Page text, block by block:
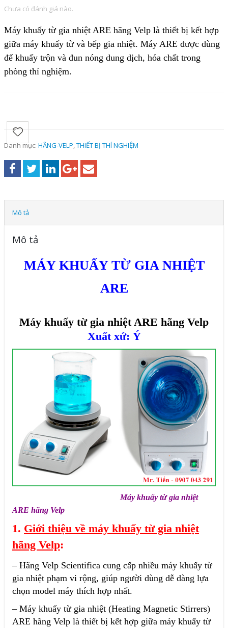
Chưa có đánh giá nào.
Máy khuấy từ gia nhiệt ARE hãng Velp là thiết bị kết hợp
giữa máy khuấy từ và bếp gia nhiệt. Máy ARE được dùng
để khuấy trộn và đun nóng dung dịch, hóa chất trong
phòng thí nghiệm.
Danh mục: HÃNG-VELP,THIẾT BỊ THÍ NGHIỆM
Mô tả
Mô tả
MÁY KHUẤY TỪ GIA NHIỆT
ARE
Máy khuấy từ gia nhiệt ARE hãng Velp
Xuất xứ: Ý
Máy khuấy từ gia nhiệt
ARE hãng Velp
1. Giới thiệu về máy khuấy từ gia nhiệt
hãng Velp:
– Hãng Velp Scientifica cung cấp nhiều máy khuấy từ
gia nhiệt phạm vi rộng, giúp người dùng dễ dàng lựa
chọn model máy thích hợp nhất.
– Máy khuấy từ gia nhiệt (Heating Magnetic Stirrers)
ARE hãng Velp là thiết bị kết hợp giữa máy khuấy từ